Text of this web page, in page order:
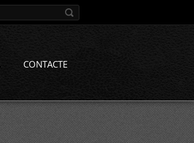
CONTACTE